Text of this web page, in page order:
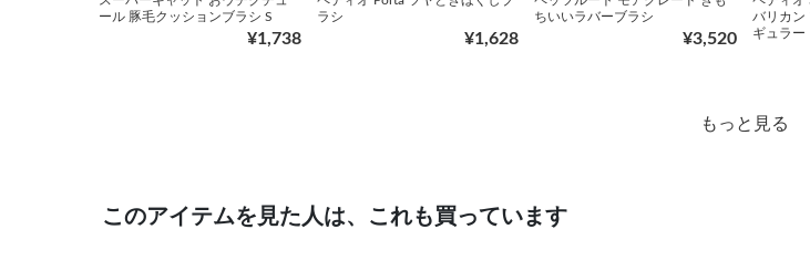
ール 豚毛クッションブラシ S
¥1,738
ラシ
¥1,628
ちいいラバーブラシ
¥3,520
バリカン
ギュラー
もっと見る
このアイテムを見た人は、これも買っています